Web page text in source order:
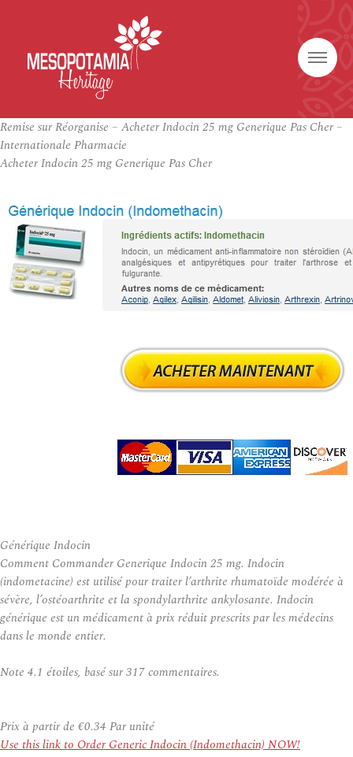
Remise sur Réorganise – Acheter Indocin 25 mg Generique Pas Cher –
Internationale Pharmacie
Acheter Indocin 25 mg Generique Pas Cher
Générique Indocin
Comment Commander Generique Indocin 25 mg. Indocin
(indometacine) est utilisé pour traiter l’arthrite rhumatoïde modérée à
sévère, l’ostéoarthrite et la spondylarthrite ankylosante. Indocin
générique est un médicament à prix réduit prescrits par les médecins
dans le monde entier.
Note 4.1 étoiles, basé sur317commentaires.
Prix à partir de €0.34 Par unité
Use this link to Order Generic Indocin (Indomethacin) NOW!